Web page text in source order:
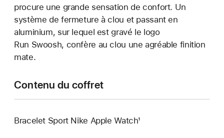
procure une grande sensation de confort. Un
système de fermeture à clou et passant en
aluminium, sur lequel est gravé le logo
Run Swoosh, confère au clou une agréable finition
mate.
Contenu du coffret
Bracelet Sport Nike Apple Watch¹